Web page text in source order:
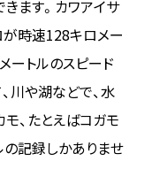
ます。カワアイサ
時速128キロメー
ートルのスピード
川や湖などで、水
、たとえばコガモ
記録しかありませ